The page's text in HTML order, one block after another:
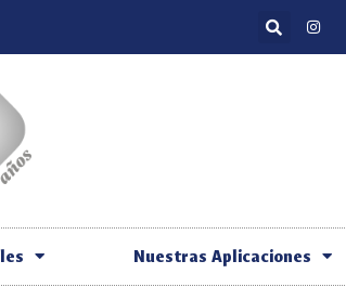
Nuestras Aplicaciones